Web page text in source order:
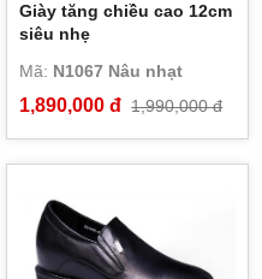
Giày tăng chiều cao 12cm
siêu nhẹ
Mã: N1067 Nâu nhạt
1,890,000 đ 1,990,000 đ